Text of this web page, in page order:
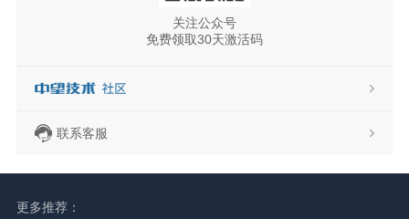
关注公众号
免费领取30天激活码
联系客服
更多推荐：